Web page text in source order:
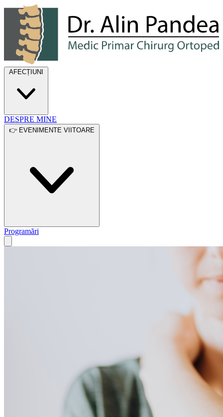
Dr. Alin Pandea
AFECȚIUNI
DESPRE MINE
👉 EVENIMENTE VIITOARE
Programări